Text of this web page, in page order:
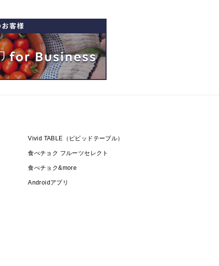
Vivid TABLE（ビビッドテーブル）
食べチョク フルーツセレクト
食べチョク&more
Androidアプリ